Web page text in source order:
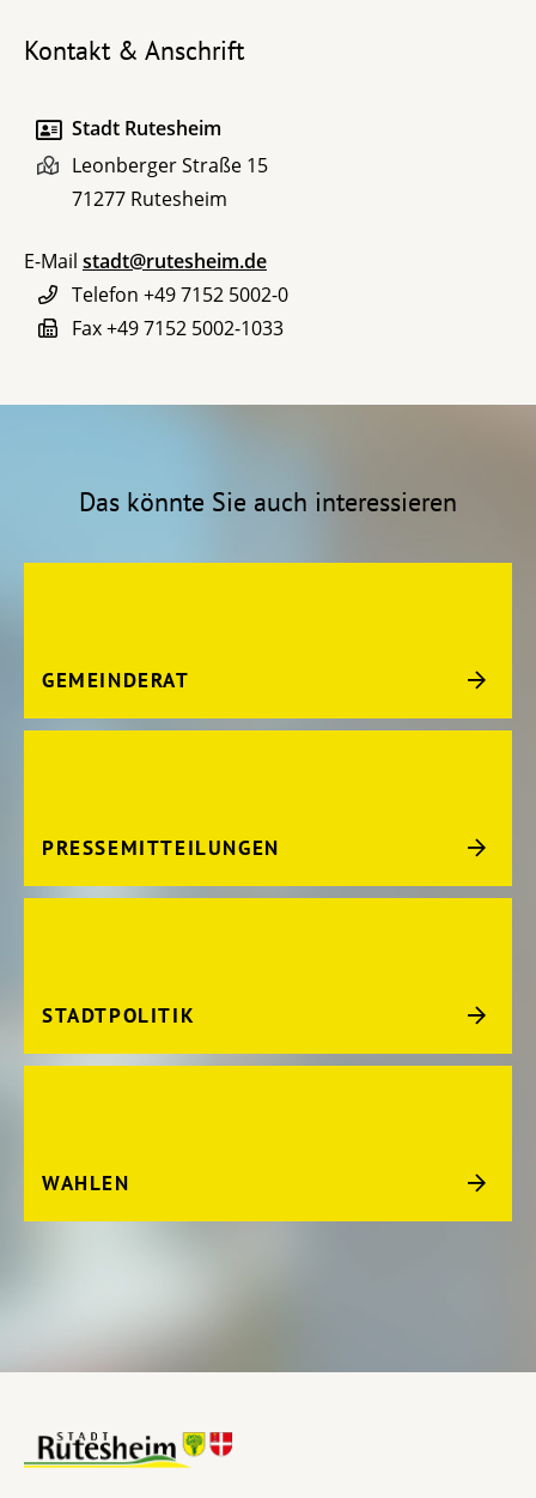
Kontakt & Anschrift
Stadt Rutesheim
Leonberger Straße 15
71277 Rutesheim
E-Mail stadt@rutesheim.de
Telefon +49 7152 5002-0
Fax+49 7152 5002-1033
Das könnte Sie auch interessieren
GEMEINDERAT
PRESSEMITTEILUNGEN
STADTPOLITIK
WAHLEN